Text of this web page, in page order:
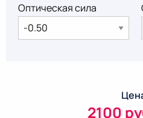
Оптическая сила
2100